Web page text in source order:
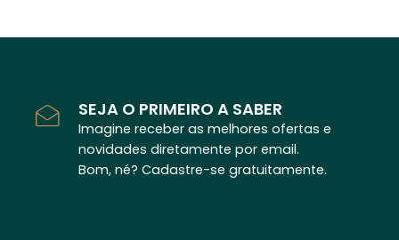
SEJA O PRIMEIRO A SABER
Imagine receber as melhores ofertas e
novidades diretamente por email.
Bom, né? Cadastre-se gratuitamente.